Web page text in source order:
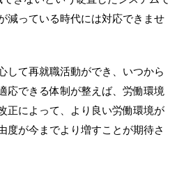
減っている時代には対応できませ
して再就職活動ができ、いつから
応できる体制が整えば、労働環境
正によって、より良い労働環境が
度が今までより増すことが期待さ